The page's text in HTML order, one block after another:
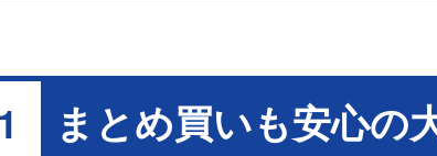
方法】うどん180gを密閉袋に入れて保存し、2024年度GR-W41GH下段冷凍室ス
にて通常冷凍とGR-Y640XFS下段冷凍室スライドケース「上質冷凍」モードで2
較、周囲温度25℃、扉開閉なし。
さく状のサーモン切り身150g、厚さ10mmを下段チルドルームにて「解凍モー
1 まとめ買いも安心の